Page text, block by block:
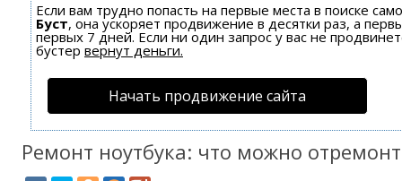
Если вам трудно попасть на первые места в поиске
Буст, она ускоряет продвижение в десятки раз, а
первых 7 дней. Если ни один запрос у вас не
бустер вернут деньги.
Начать продвижение сайта
Ремонт ноутбука: что можно